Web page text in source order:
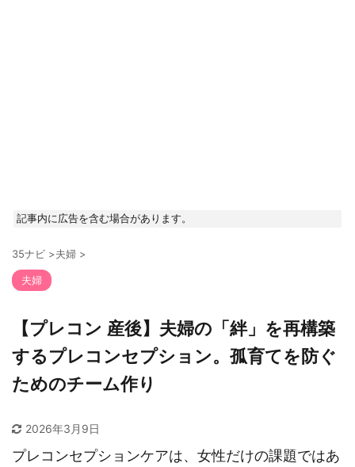
記事内に広告を含む場合があります。
35ナビ >夫婦 >
夫婦
【プレコン 産後】夫婦の「絆」を再構築
するプレコンセプション。孤育てを防ぐ
ためのチーム作り
2026年3月9日
プレコンセプションケアは、女性だけの課題ではあ